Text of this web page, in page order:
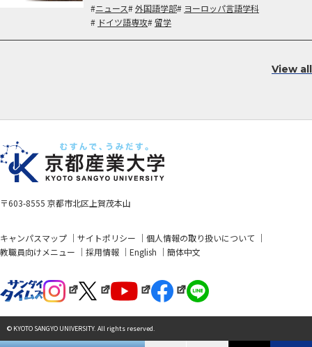
ニュース 外国語学部
ヨーロッパ言語学科
ドイツ語専攻 留学
View all
〒603-8555 京都市北区上賀茂本山
キャンパスマップ サイトポリシー
個人情報の取り扱いについて
教職員向けメニュー
採用情報 English 簡体中文
© KYOTO SANGYO UNIVERSITY. All rights reserved.